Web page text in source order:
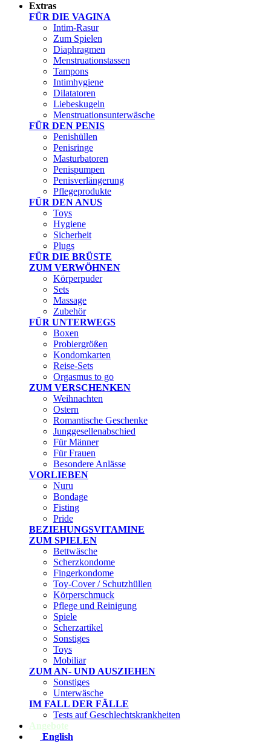
Extras
FÜR DIE VAGINA
Intim-Rasur
Zum Spielen
Diaphragmen
Menstruationstassen
Tampons
Intimhygiene
Dilatatoren
Liebeskugeln
Menstruationsunterwäsche
FÜR DEN PENIS
Penishüllen
Penisringe
Masturbatoren
Penispumpen
Penisverlängerung
Pflegeprodukte
FÜR DEN ANUS
Toys
Hygiene
Sicherheit
Plugs
FÜR DIE BRÜSTE
ZUM VERWÖHNEN
Körperpuder
Sets
Massage
Zubehör
FÜR UNTERWEGS
Boxen
Probiergrößen
Kondomkarten
Reise-Sets
Orgasmus to go
ZUM VERSCHENKEN
Weihnachten
Ostern
Romantische Geschenke
Junggesellenabschied
Für Männer
Für Frauen
Besondere Anlässe
VORLIEBEN
Nuru
Bondage
Fisting
Pride
BEZIEHUNGSVITAMINE
ZUM SPIELEN
Bettwäsche
Scherzkondome
Fingerkondome
Toy-Cover / Schutzhüllen
Körperschmuck
Pflege und Reinigung
Spiele
Scherzartikel
Sonstiges
Toys
Mobiliar
ZUM AN- UND AUSZIEHEN
Sonstiges
Unterwäsche
IM FALL DER FÄLLE
Tests auf Geschlechtskrankheiten
Angebote
English